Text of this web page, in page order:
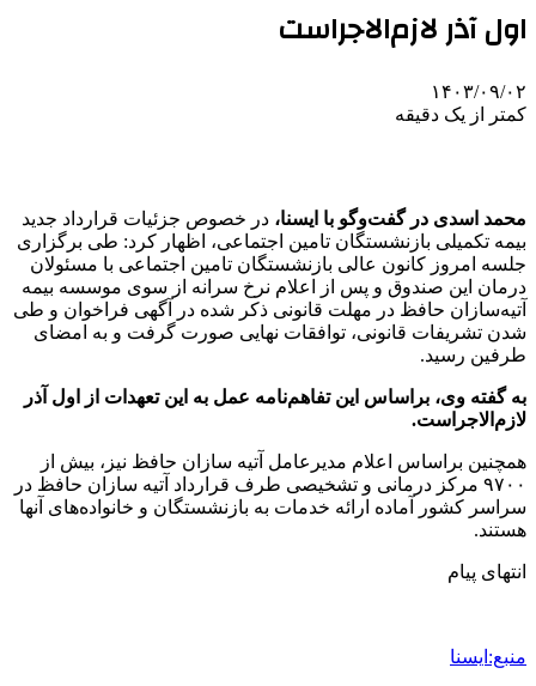
اول آذر لازم‌الاجراست
۱۴۰۳/۰۹/۰۲
کمتر از یک دقیقه
محمد اسدی در گفت‌وگو با ایسنا،‌ در خصوص جزئیات قرارداد جدید
بیمه تکمیلی بازنشستگان تامین اجتماعی، اظهار کرد: طی برگزاری
جلسه امروز کانون عالی بازنشستگان تامین اجتماعی با مسئولان
درمان این صندوق و پس از اعلام نرخ سرانه از سوی موسسه بیمه
آتیه‌سازان حافظ در مهلت قانونی ذکر شده در آگهی فراخوان و طی
شدن تشریفات قانونی، توافقات نهایی صورت گرفت و به امضای
طرفین رسید.
به گفته وی،‌ براساس این تفاهم‌نامه عمل به این تعهدات از اول آذر
لازم‌الاجراست.
همچنین براساس اعلام مدیرعامل آتیه سازان حافظ نیز،‌ بیش از
۹۷۰۰ مرکز درمانی و تشخیصی طرف قرارداد آتیه سازان حافظ در
سراسر کشور آماده ارائه خدمات به بازنشستگان و خانواده‌های آنها
هستند.
انتهای پیام
منبع:ایسنا